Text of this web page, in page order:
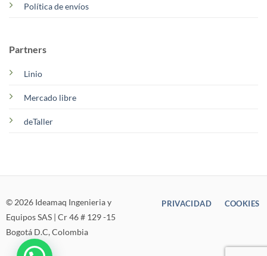
Política de envíos
Partners
Linio
Mercado libre
deTaller
© 2026 Ideamaq Ingenieria y
Equipos SAS | Cr 46 # 129 -15
Bogotá D.C, Colombia
PRIVACIDAD COOKIES